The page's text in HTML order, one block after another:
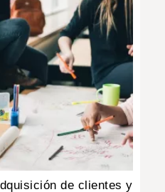
de clientes y